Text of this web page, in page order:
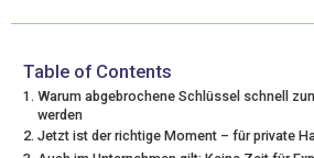
W
T
T
E
O
O
T
R
E
Table of Contents
Warum abgebrochene Schlüssel schnell
werden
Jetzt ist der richtige Moment – für private